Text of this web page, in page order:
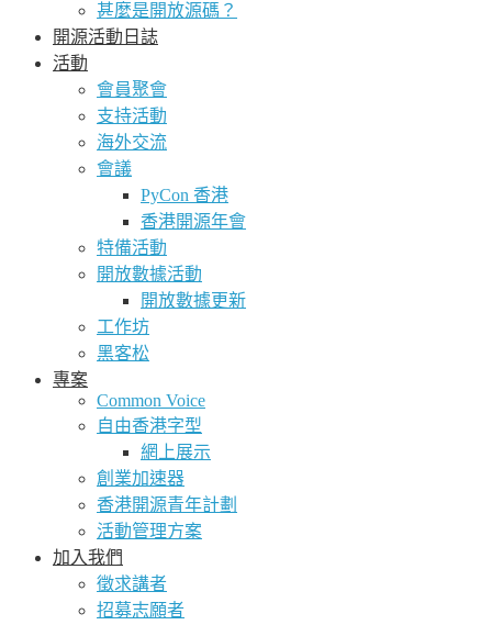
甚麼是開放源碼？
開源活動日誌
活動
會員聚會
支持活動
海外交流
會議
PyCon 香港
香港開源年會
特備活動
開放數據活動
開放數據更新
工作坊
黑客松
專案
Common Voice
自由香港字型
網上展示
創業加速器
香港開源青年計劃
活動管理方案
加入我們
徵求講者
招募志願者